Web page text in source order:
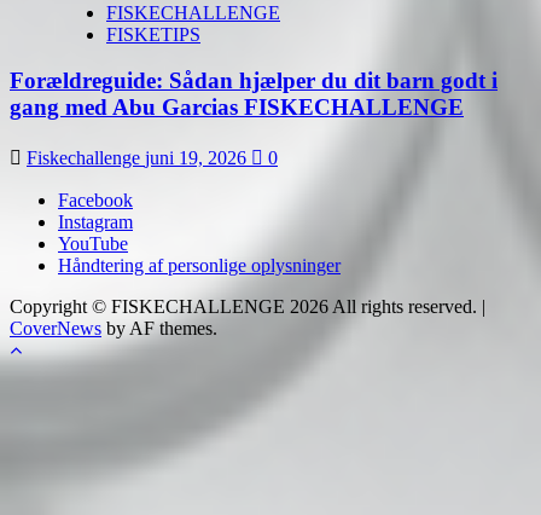
FISKECHALLENGE
FISKETIPS
Forældreguide: Sådan hjælper du dit barn godt i
gang med Abu Garcias FISKECHALLENGE
Fiskechallenge juni 19, 2026 0
Facebook
Instagram
YouTube
Håndtering af personlige oplysninger
Copyright © FISKECHALLENGE 2026 All rights reserved. |
CoverNews by AF themes.